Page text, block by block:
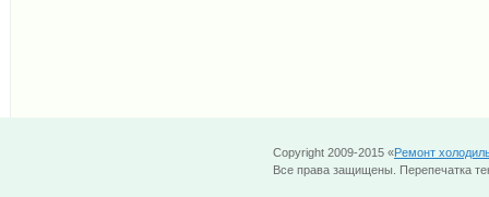
Copyright 2009-2015 «Ремонт
Все права защищены. Перепечатка